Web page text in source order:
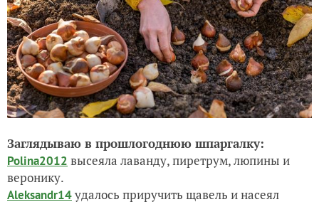
Заглядываю в прошлогоднюю шпаргалку:
Polina2012 высеяла лаванду, пиретрум, люпины и
веронику.
Aleksandr14удалось приручить щавель и насеял